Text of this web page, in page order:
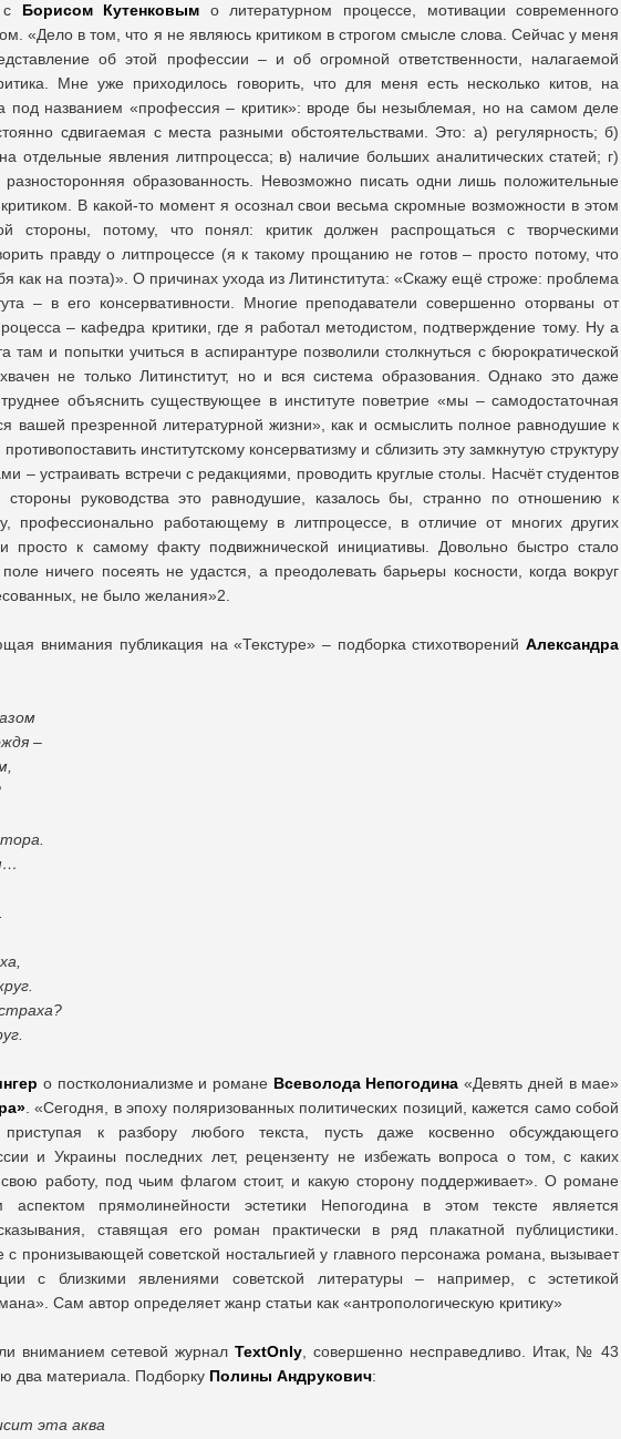
с Борисом Кутенковым о литературном процессе, мотивации современного
«Дело в том, что я не являюсь критиком в строгом смысле слова. Сейчас у меня
об этой профессии – и об огромной ответственности, налагаемой
Мне уже приходилось говорить, что для меня есть несколько китов, на
под названием «профессия – критик»: вроде бы незыблемая, но на самом деле
сдвигаемая с места разными обстоятельствами. Это: а) регулярность; б)
отдельные явления литпроцесса; в) наличие больших аналитических статей; г)
разносторонняя образованность. Невозможно писать одни лишь положительные
В какой-то момент я осознал свои весьма скромные возможности в этом
стороны, потому, что понял: критик должен распрощаться с творческими
правду о литпроцессе (я к такому прощанию не готов – просто потому, что
как на поэта)». О причинах ухода из Литинститута: «Скажу ещё строже: проблема
– в его консервативности. Многие преподаватели совершенно оторваны от
– кафедра критики, где я работал методистом, подтверждение тому. Ну а
там и попытки учиться в аспирантуре позволили столкнуться с бюрократической
не только Литинститут, но и вся система образования. Однако это даже
труднее объяснить существующее в институте поветрие «мы – самодостаточная
вашей презренной литературной жизни», как и осмыслить полное равнодушие к
институтскому консерватизму и сблизить эту замкнутую структуру
– устраивать встречи с редакциями, проводить круглые столы. Насчёт студентов
руководства это равнодушие, казалось бы, странно по отношению к
профессионально работающему в литпроцессе, в отличие от многих других
просто к самому факту подвижнической инициативы. Довольно быстро стало
ничего посеять не удастся, а преодолевать барьеры косности, когда вокруг
не было желания»2.
внимания публикация на «Текстуре» – подборка стихотворенийАлександра
–
о постколониализме и романе Всеволода Непогодина «Девять дней в мае»
. «Сегодня, в эпоху поляризованных политических позиций, кажется само собой
к разбору любого текста, пусть даже косвенно обсуждающего
и Украины последних лет, рецензенту не избежать вопроса о том, с каких
работу, под чьим флагом стоит, и какую сторону поддерживает». О романе
аспектом прямолинейности эстетики Непогодина в этом тексте является
ставящая его роман практически в ряд плакатной публицистики.
с пронизывающей советской ностальгией у главного персонажа романа, вызывает
с близкими явлениями советской литературы – например, с эстетикой
Сам автор определяет жанр статьи как «антропологическую критику»
вниманием сетевой журналTextOnly , совершенно несправедливо. Итак, № 43
два материала. Подборку Полины Андрукович:
эта аква